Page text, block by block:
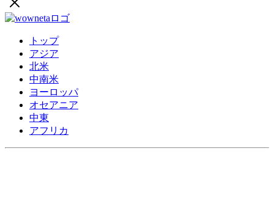
トップ
アジア
北米
中南米
ヨーロッパ
オセアニア
中東
アフリカ